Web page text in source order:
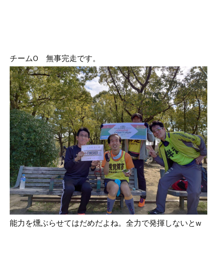
チームO 無事完走です。
能力を燻ぶらせてはだめだよね。全力で発揮しないとw